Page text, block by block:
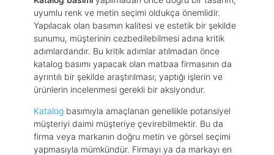
uyumlu renk ve metin seçimi oldukça önemlidir.
Yapılacak olan basımın kalitesi ve estetik bir şekilde
sunumu, müşterinin cezbedilebilmesi adına kritik
adımlardandır. Bu kritik adımlar atılmadan önce
katalog basımı yapacak olan matbaa firmasının da
ayrıntılı bir şekilde araştırılması; yaptığı işlerin ve
ürünlerin incelenmesi gerekli bir aksiyondur.
Katalog basımıyla amaçlanan genellikle potansiyel
müşteriyi daimi müşteriye çevirebilmektir. Bu da
firma veya markanın doğru metin ve görsel seçimi
yapmasıyla mümkündür. Firmayı ya da markayı en